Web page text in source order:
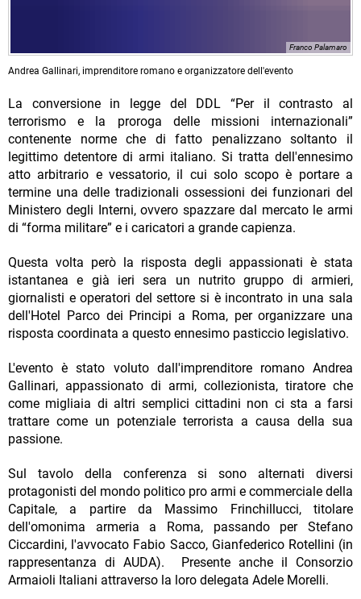
Franco Palamaro
Andrea Gallinari, imprenditore romano e organizzatore dell'evento
La conversione in legge del DDL “Per il contrasto al
terrorismo e la proroga delle missioni internazionali”
contenente norme che di fatto penalizzano soltanto il
legittimo detentore di armi italiano. Si tratta dell'ennesimo
atto arbitrario e vessatorio, il cui solo scopo è portare a
termine una delle tradizionali ossessioni dei funzionari del
Ministero degli Interni, ovvero spazzare dal mercato le armi
di “forma militare” e i caricatori a grande capienza.
Questa volta però la risposta degli appassionati è stata
istantanea e già ieri sera un nutrito gruppo di armieri,
giornalisti e operatori del settore si è incontrato in una sala
dell'Hotel Parco dei Principi a Roma, per organizzare una
risposta coordinata a questo ennesimo pasticcio legislativo.
L'evento è stato voluto dall'imprenditore romano Andrea
Gallinari, appassionato di armi, collezionista, tiratore che
come migliaia di altri semplici cittadini non ci sta a farsi
trattare come un potenziale terrorista a causa della sua
passione.
Sul tavolo della conferenza si sono alternati diversi
protagonisti del mondo politico pro armi e commerciale della
Capitale, a partire da Massimo Frinchillucci, titolare
dell'omonima armeria a Roma, passando per Stefano
Ciccardini, l'avvocato Fabio Sacco, Gianfederico Rotellini (in
rappresentanza di AUDA). Presente anche il Consorzio
Armaioli Italiani attraverso la loro delegata Adele Morelli.